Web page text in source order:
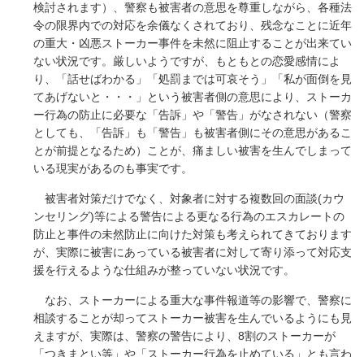
検討されます）、警察も被害者の意思を尊重しながら、各種法
令の限界内での対応を余儀なくされており、残念なことに近年
の重大・凶悪ストーカー事件を未然に阻止することが出来てい
ない状況です。厳しいようですが、もともとの恋愛感情によ
り、「話せばわかる」「処罰までは可哀そう」「私が面倒を見
てあげないと・・・」という被害者側の意思により、ストーカ
ー行為の防止に必要な「告訴」や「警告」がなされない（警察
としても、「告訴」も「警告」も被害者側にその意思があるこ
とが前提となるため）ことが、痛ましい被害を生んでしまって
いる現実があるのも事実です。
被害者対策だけでなく、対象者に対する複数回の面談(カウ
ンセリング)等による警告による更なる行為のエスカレートの
防止と事件の未然防止に向けた対策も考えられてきております
が、実際に被害にあっている被害者に対して寄り添って対応支
援を行えるような仕組みが整っていない状況です。
なお、ストーカーによる重大な事件報道等の影響で、警察に
相談することが却ってストーカー被害を生んでいるようにも見
えますが、実際は、警察の警告により、8割のストーカーが
「つきまとい等」や「ストーカー行為を止めている」とも言わ